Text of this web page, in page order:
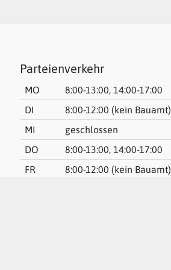
Parteienverkehr
MO
8:00-13:00, 14:00-17:00
DI
8:00-12:00 (kein Bauamt)
MI
geschlossen
DO
8:00-13:00, 14:00-17:00
FR
8:00-12:00 (kein Bauamt)